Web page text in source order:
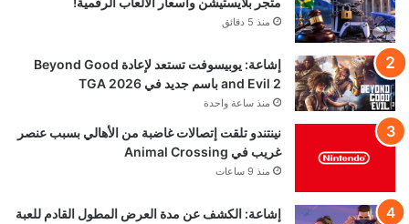
منذ 5 دقائق
إشاعة: يوبيسوفت تستعد لإعادة Beyond Good
and Evil 2 باسم جديد في TGA 2026
منذ ساعة واحدة
نينتندو تلقت إتصالات غاضبة من الأهالي بسبب عنصر
غريب في Animal Crossing
منذ 9 ساعات
إشاعة: الكشف عن مدة العرض المطول القادم للعبة